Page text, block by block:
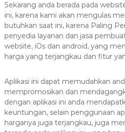
b
a
i
k
H
b
0
8
1
2
Sekarang anda berada pada
ini, karena kami akan mengulas
butuhkan saat ini, karena Paling
penyedia layanan dan jasa
website, iOs dan android, yang
harga yang terjangkau dan fitur
Aplikasi ini dapat memudahkan
mempromosikan dan
dengan aplikasi ini anda
keuntungan, selain penggunaan
harganya juga terjangkau, juga